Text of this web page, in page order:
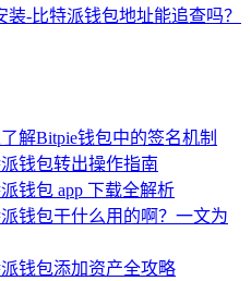
装-比特派钱包地址能追查吗？
解Bitpie钱包中的签名机制
钱包转出操作指南
钱包 app 下载全解析
钱包干什么用的啊？一文为
钱包添加资产全攻略